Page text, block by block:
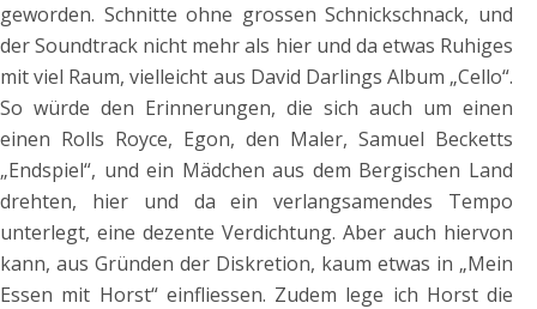
geworden. Schnitte ohne grossen Schnickschnack, und
der Soundtrack nicht mehr als hier und da etwas Ruhiges
mit viel Raum, vielleicht aus David Darlings Album „Cello“.
So würde den Erinnerungen, die sich auch um einen
einen Rolls Royce, Egon, den Maler, Samuel Becketts
„Endspiel“, und ein Mädchen aus dem Bergischen Land
drehten, hier und da ein verlangsamendes Tempo
unterlegt, eine dezente Verdichtung. Aber auch hiervon
kann, aus Gründen der Diskretion, kaum etwas in „Mein
Essen mit Horst“ einfliessen. Zudem lege ich Horst die